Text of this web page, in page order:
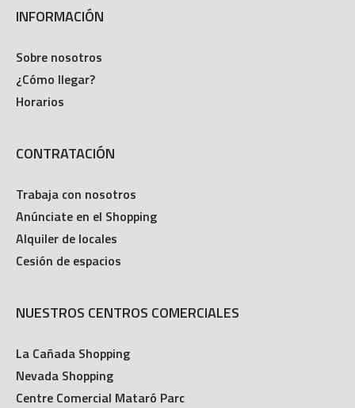
INFORMACIÓN
Sobre nosotros
¿Cómo llegar?
Horarios
CONTRATACIÓN
Trabaja con nosotros
Anúnciate en el Shopping
Alquiler de locales
Cesión de espacios
NUESTROS CENTROS COMERCIALES
La Cañada Shopping
Nevada Shopping
Centre Comercial Mataró Parc